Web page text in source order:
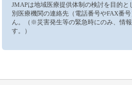
JMAPは地域医療提供体制の検討を目的
別医療機関の連絡先（電話番号やFAX番
ん。（※災害発生等の緊急時にのみ、情
す。）